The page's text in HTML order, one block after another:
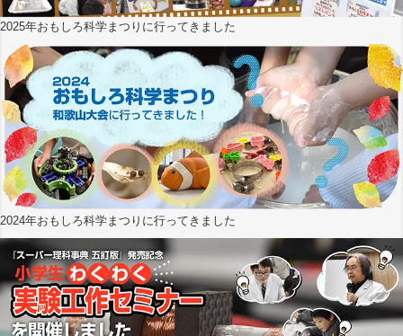
2025年おもしろ科学まつりに行ってきました
2024年おもしろ科学まつりに行ってきました